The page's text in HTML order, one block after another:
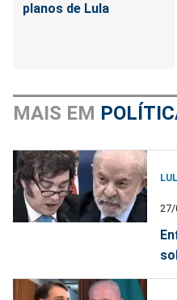
planos de Lula
MAIS EM